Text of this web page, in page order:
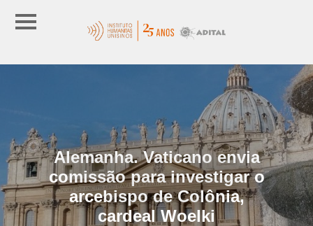
Alemanha. Vaticano envia
comissão para investigar o
arcebispo de Colônia,
cardeal Woelki